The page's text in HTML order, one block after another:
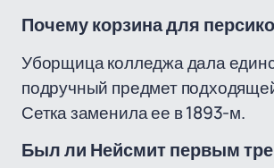
Почему корзина для
Уборщица колледжа дала
подручный предмет
Сетка заменила ее в 1893-м.
Был ли Нейсмит первым